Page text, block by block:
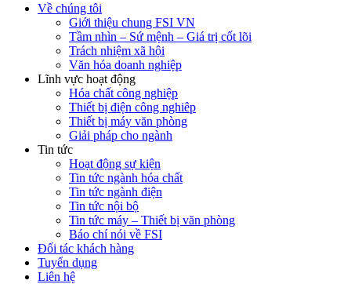
Về chúng tôi
Giới thiệu chung FSI VN
Tầm nhìn – Sứ mệnh – Giá trị cốt lõi
Trách nhiệm xã hội
Văn hóa doanh nghiệp
Lĩnh vực hoạt động
Hóa chất công nghiệp
Thiết bị điện công nghiêp
Thiết bị máy văn phòng
Giải pháp cho ngành
Tin tức
Hoạt động sự kiện
Tin tức ngành hóa chất
Tin tức ngành điện
Tin tức nội bộ
Tin tức máy – Thiết bị văn phòng
Báo chí nói về FSI
Đối tác khách hàng
Tuyển dụng
Liên hệ